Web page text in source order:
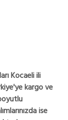
Kocaeli ili
kargo ve
ise